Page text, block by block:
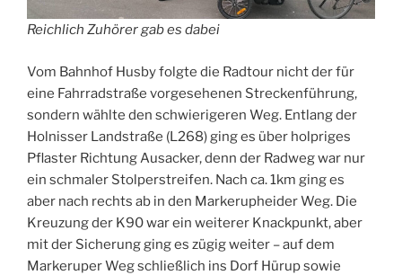
Reichlich Zuhörer gab es dabei
Vom Bahnhof Husby folgte die Radtour nicht der für
eine Fahrradstraße vorgesehenen Streckenführung,
sondern wählte den schwierigeren Weg. Entlang der
Holnisser Landstraße (L268) ging es über holpriges
Pflaster Richtung Ausacker, denn der Radweg war nur
ein schmaler Stolperstreifen. Nach ca. 1km ging es
aber nach rechts ab in den Markerupheider Weg. Die
Kreuzung der K90 war ein weiterer Knackpunkt, aber
mit der Sicherung ging es zügig weiter – auf dem
Markeruper Weg schließlich ins Dorf Hürup sowie